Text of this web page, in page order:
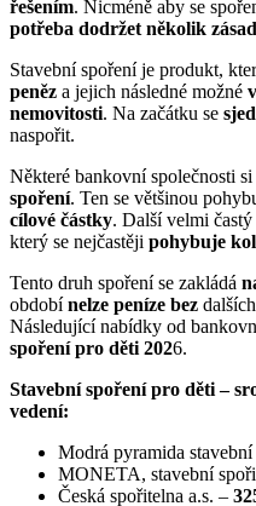
řešením. Nicméně aby se
potřeba dodržet několik zásad
Stavební spoření je produkt,
peněz a jejich následné možné
nemovitosti. Na začátku se
naspořit.
Některé bankovní společnosti
spoření. Ten se většinou
cílové částky. Další velmi častý
který se nejčastěji pohybuje
Tento druh spoření se zakládá
obdobínelze peníze bez
Následující nabídky od
spoření pro děti 2026.
Stavební spoření pro děti –
vedení:
Modrá pyramida
MONETA, stavební
Česká spořitelna a.s. –